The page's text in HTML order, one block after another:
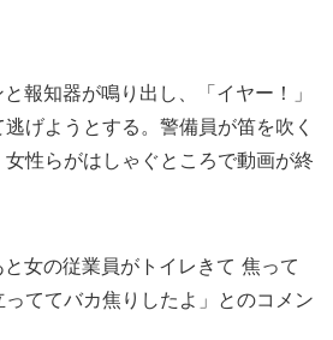
報知器が鳴り出し、「イヤー！」
げようとする。警備員が笛を吹く
性らがはしゃぐところで動画が終
女の従業員がトイレきて 焦って
っててバカ焦りしたよ」とのコメン